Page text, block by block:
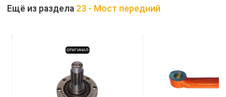
Ещё из раздела 23 - Мост передний